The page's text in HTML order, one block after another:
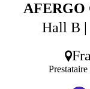
AFERGO
Hall B